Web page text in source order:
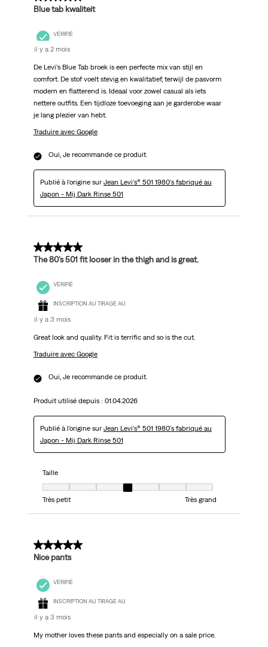
Blue tab kwaliteit
VÉRIFIÉ
il y a 2 mois
De Levi’s Blue Tab broek is een perfecte mix van stijl en
comfort. De stof voelt stevig en kwalitatief, terwijl de pasvorm
modern en flatterend is. Ideaal voor zowel casual als iets
nettere outfits. Een tijdloze toevoeging aan je garderobe waar
je lang plezier van hebt.
Traduire avec Google
Oui, Je recommande ce produit.
Publié à l'origine sur Jean Levi's® 501 1980's fabriqué au
Japon - Mij Dark Rinse 501
5 sur 5 étoiles.
The 80’s 501 fit looser in the thigh and is great.
VÉRIFIÉ
INSCRIPTION AU TIRAGE AU
il y a 3 mois
Great look and quality. Fit is terrific and so is the cut.
Traduire avec Google
Oui, Je recommande ce produit.
Produit utilisé depuis : 01.04.2026
Publié à l'origine sur Jean Levi's® 501 1980's fabriqué au
Japon - Mij Dark Rinse 501
Taille
Taille, 4 sur 7, où 1 est égal à Très petit et 7 est égal à Très grand
Très petit
Très grand
5 sur 5 étoiles.
Nice pants
VÉRIFIÉ
INSCRIPTION AU TIRAGE AU
il y a 3 mois
My mother loves these pants and especially on a sale price.